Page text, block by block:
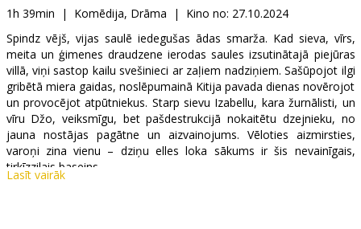
Kino
Klubs
1h 39min | Komēdija, Drāma | Kino no: 27.10.2024
Spindz vējš, vijas saulē iedegušas ādas smarža. Kad sieva, vīrs,
meita un ģimenes draudzene ierodas saules izsutinātajā piejūras
villā, viņi sastop kailu svešinieci ar zaļiem nadziņiem. Sašūpojot ilgi
gribētā miera gaidas, noslēpumainā Kitija pavada dienas novērojot
un provocējot atpūtniekus. Starp sievu Izabellu, kara žurnālisti, un
vīru Džo, veiksmīgu, bet pašdestrukcijā nokaitētu dzejnieku, no
jauna nostājas pagātne un aizvainojums. Vēloties aizmirsties,
varoņi zina vienu – dziņu elles loka sākums ir šis nevainīgais,
tirkīzzilais baseins.
Lasīt vairāk